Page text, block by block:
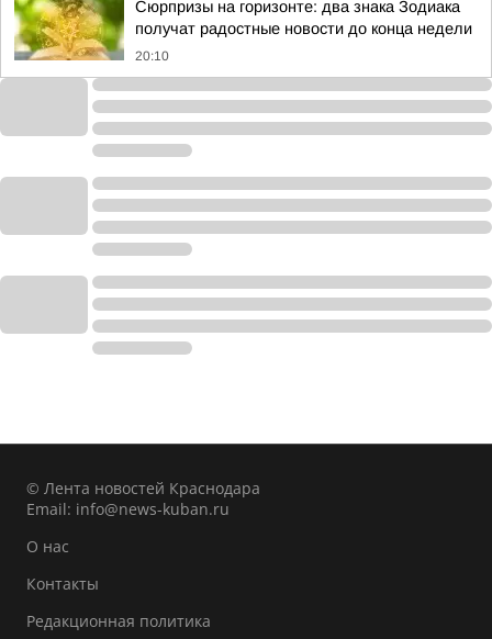
Сюрпризы на горизонте: два знака Зодиака
получат радостные новости до конца недели
20:10
© Лента новостей Краснодара
Email: info@news-kuban.ru
О нас
Контакты
Редакционная политика